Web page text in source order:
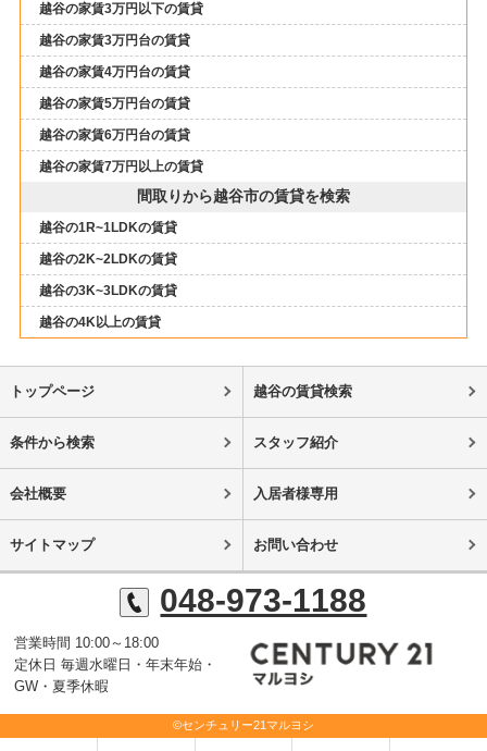
越谷の家賃3万円以下の賃貸
越谷の家賃3万円台の賃貸
越谷の家賃4万円台の賃貸
越谷の家賃5万円台の賃貸
越谷の家賃6万円台の賃貸
越谷の家賃7万円以上の賃貸
間取りから越谷市の賃貸を検索
越谷の1R~1LDKの賃貸
越谷の2K~2LDKの賃貸
越谷の3K~3LDKの賃貸
越谷の4K以上の賃貸
トップページ 越谷の賃貸検索
条件から検索 スタッフ紹介
会社概要 入居者様専用
サイトマップ お問い合わせ
048-973-1188
営業時間 10:00～18:00
定休日 毎週水曜日・年末年始・
GW・夏季休暇
©センチュリー21マルヨシ